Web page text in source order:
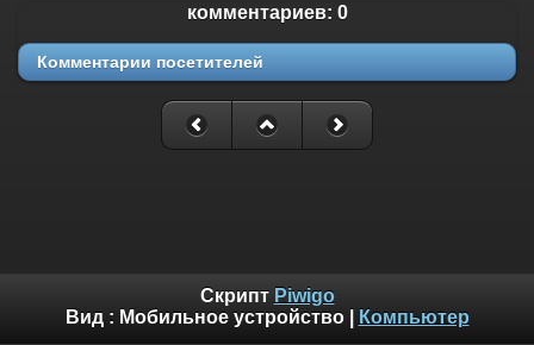
комментариев: 0
Комментарии посетителей
Скрипт Piwigo
Вид : Мобильное устройство| Компьютер